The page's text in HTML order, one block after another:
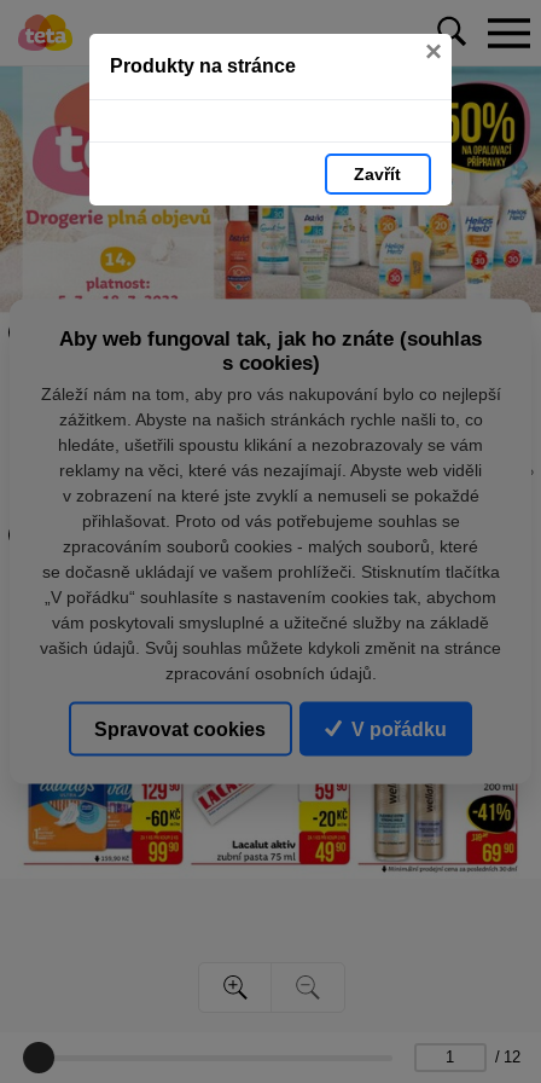
Produkty na stránce ×
Zavřít
/ 12
Aby web fungoval tak, jak ho znáte (souhlas
s cookies)
Záleží nám na tom, aby pro vás nakupování bylo co nejlepší
zážitkem. Abyste na našich stránkách rychle našli to, co
hledáte, ušetřili spoustu klikání a nezobrazovaly se vám
reklamy na věci, které vás nezajímají. Abyste web viděli
v zobrazení na které jste zvyklí a nemuseli se pokaždé
přihlašovat. Proto od vás potřebujeme souhlas se
zpracováním souborů cookies - malých souborů, které
se dočasně ukládají ve vašem prohlížeči. Stisknutím tlačítka
„V pořádku“ souhlasíte s nastavením cookies tak, abychom
vám poskytovali smysluplné a užitečné služby na základě
vašich údajů. Svůj souhlas můžete kdykoli změnit na stránce
zpracování osobních údajů.
Spravovat cookies V pořádku